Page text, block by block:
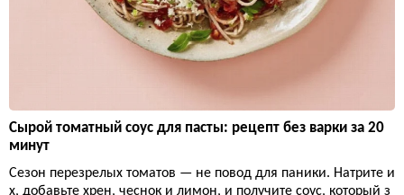
Сырой томатный соус для пасты: рецепт без варки за 20
минут
Сезон перезрелых томатов — не повод для паники. Натрите и
х, добавьте хрен, чеснок и лимон, и получите соус, который з